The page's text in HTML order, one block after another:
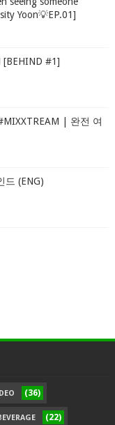
Yoon💡EP.01]
[BEHIND #1]
| 완전 여
드 (ENG)
(36)
(22)